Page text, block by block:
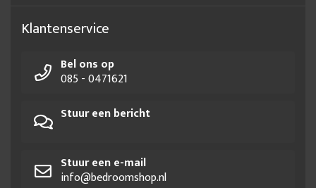
Klantenservice
Bel ons op
085 - 0471621
Stuur een bericht
Stuur een e-mail
info@bedroomshop.nl